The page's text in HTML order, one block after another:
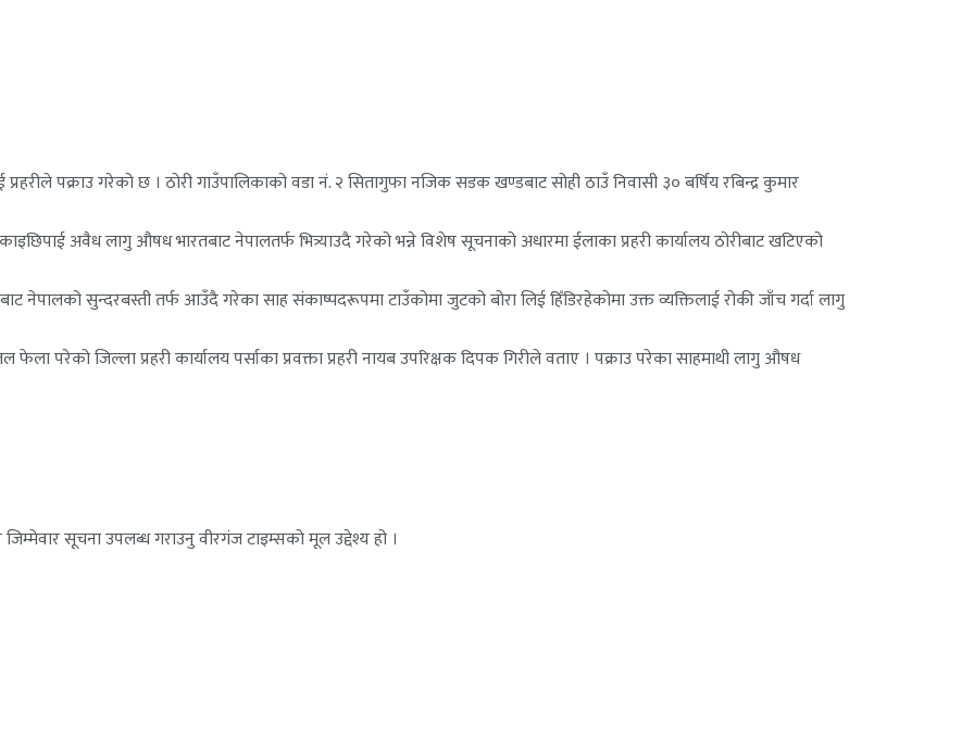
पक्राउ गरेको छ । ठोरी गाउँपालिकाको वडा नं. २ सितागुफा नजिक सडक खण्डबाट सोही ठाउँ निवासी ३० बर्षिय रबिन्द्र कुमार
अवैध लागु औषध भारतबाट नेपालतर्फ भित्र्याउदै गरेको भन्ने विशेष सूचनाको अधारमा ईलाका प्रहरी कार्यालय ठोरीबाट खटिएको
नेपालको सुन्दरबस्ती तर्फ आउँदै गरेका साह संकाष्पदरूपमा टाउँकोमा जुटको बोरा लिई हिँडिरहेकोमा उक्त व्यक्तिलाई रोकी जाँच गर्दा लागु
परेको जिल्ला प्रहरी कार्यालय पर्साका प्रवक्ता प्रहरी नायब उपरिक्षक दिपक गिरीले वताए । पक्राउ परेका साहमाथी लागु औषध
जिम्मेवार सूचना उपलब्ध गराउनु वीरगंज टाइम्सको मूल उद्देश्य हो ।